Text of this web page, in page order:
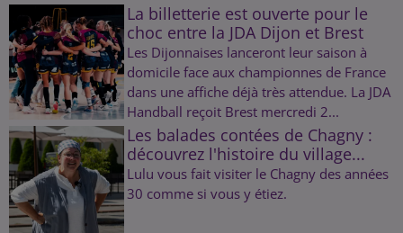
La billetterie est ouverte pour le
choc entre la JDA Dijon et Brest
Les Dijonnaises lanceront leur saison à
domicile face aux championnes de France
dans une affiche déjà très attendue. La JDA
Handball reçoit Brest mercredi 2...
Les balades contées de Chagny :
découvrez l'histoire du village...
Lulu vous fait visiter le Chagny des années
30 comme si vous y étiez.